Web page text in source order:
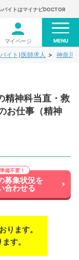
イトはマイナビDOCTOR
マイページ MENU
イト)医師求人 神奈川
精神科当直・救
お仕事（精神
募集状況を
合わせる
ります。
す。